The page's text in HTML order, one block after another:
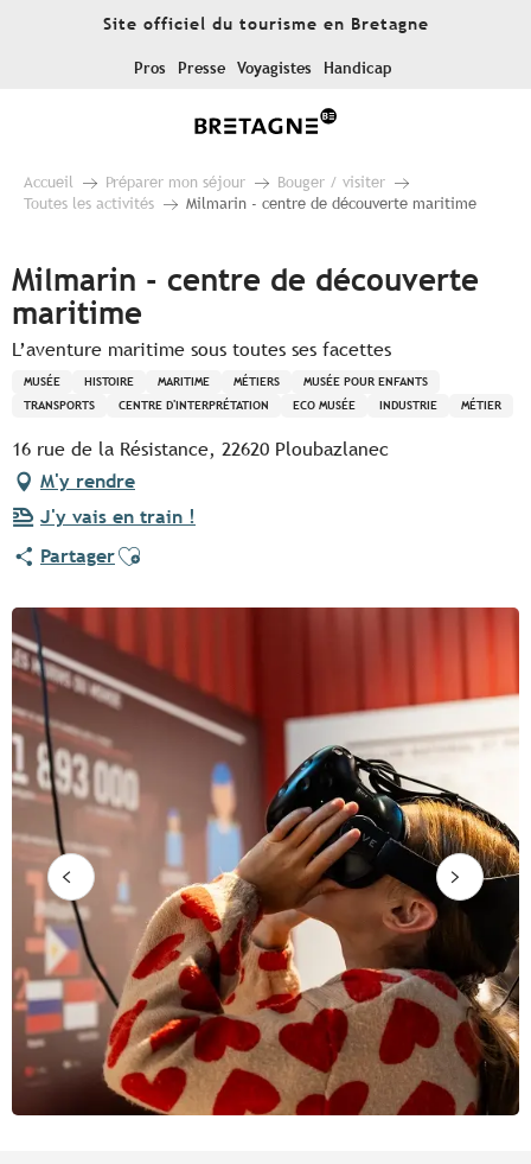
Site officiel du tourisme en Bretagne
Pros Presse Voyagistes Handicap
Accueil Préparer mon séjour
Bouger / visiter
Toutes les activités
Milmarin - centre de découverte maritime
Milmarin - centre de découverte
maritime
L’aventure maritime sous toutes ses facettes
MUSÉE HISTOIRE MARITIME MÉTIERS
MUSÉE POUR ENFANTS
TRANSPORTS
CENTRE D'INTERPRÉTATION ECO MUSÉE INDUSTRIE MÉTIER
16 rue de la Résistance, 22620 Ploubazlanec
M'y rendre
J'y vais en train !
PartagerAjouter aux favoris